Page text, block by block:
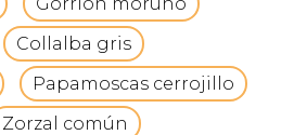
Collalba gris
Papamoscas cerrojillo
Zorzal común